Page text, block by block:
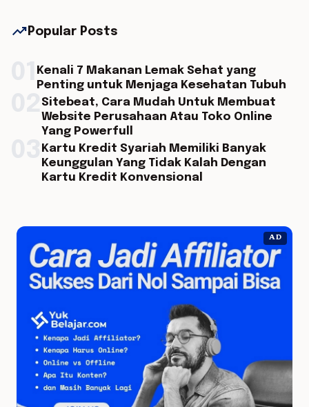
trending_up Popular Posts
Kenali 7 Makanan Lemak Sehat yang
Penting untuk Menjaga Kesehatan Tubuh
Sitebeat, Cara Mudah Untuk Membuat
Website Perusahaan Atau Toko Online
Yang Powerfull
Kartu Kredit Syariah Memiliki Banyak
Keunggulan Yang Tidak Kalah Dengan
Kartu Kredit Konvensional
AD